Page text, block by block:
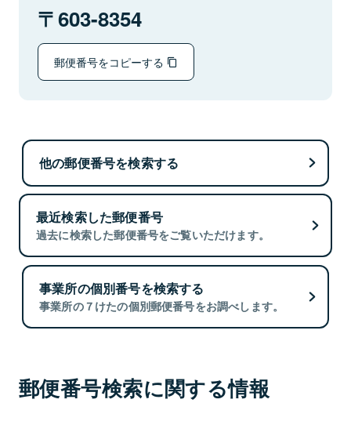
603-8354
郵便番号をコピーする
他の郵便番号を検索する
最近検索した郵便番号
過去に検索した郵便番号をご覧いただけます。
事業所の個別番号を検索する
事業所の７けたの個別郵便番号をお調べします。
郵便番号検索に関する情報